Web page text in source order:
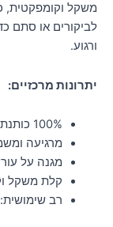
משקל וקומפקטית,
לביקורים או סתם
ורגוע.
יתרונות מרכזיים:
100% כותנת מוסלין רכה ונושמת
מרגיעה
מגנה על
קלת משקל
רב